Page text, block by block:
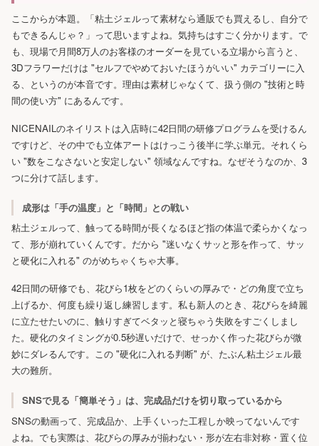
ここからが本題。「粘土ジェルって素材なら通販でも買えるし、自分で
もできるんじゃ？」って思いますよね。気持ちはすごく分かります。で
も、現場で月間8万人のお客様のオーダーを見ている立場から言うと、
3Dフラワーだけは "セルフでやめておいたほうがいい" カテゴリーに入
る、というのが本音です。理由は素材じゃなくて、扱う側の "技術と時
間の使い方" にあるんです。
NICENAILのネイリストは入店時に42日間の研修プログラムを受けるん
ですけど、その中でも立体アートはけっこう後半に学ぶ単元。それくら
い "数をこなさないと安定しない" 領域なんですね。なぜそうなのか、3
つに分けて話します。
成形は「手の温度」と「時間」との戦い
粘土ジェルって、触ってる時間が長くなるほど指の体温で柔らかくなっ
て、形が崩れていくんです。だから "迷いなくサッと形を作って、サッ
と硬化に入れる" のがめちゃくちゃ大事。
42日間の研修でも、花びら1枚をどのくらいの厚みで・どの角度で立ち
上げるか、何度も繰り返し練習します。私も新人のとき、花びらを綺麗
に立たせたいのに、触りすぎてベタッと寝ちゃう失敗をすごくしまし
た。硬化のタイミングが0.5秒遅いだけで、せっかく作った花びらが微
妙にダレるんです。この "硬化に入れる判断" が、たぶん粘土ジェル最
大の難所。
SNSで見る「簡単そう」は、完成品だけを切り取っているから
SNSの動画って、完成品か、上手くいった工程しか映ってないんです
よね。でも実際は、花びらの厚みが揃わない・形が左右非対称・置く位